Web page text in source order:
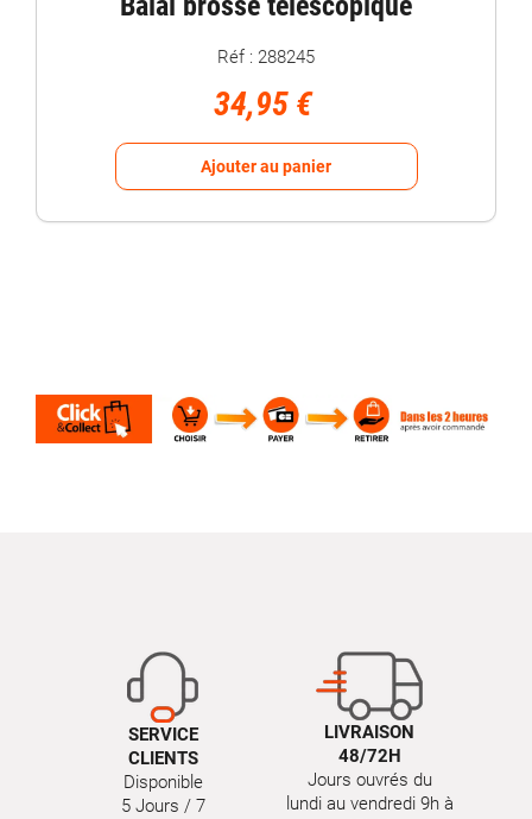
Réf : 288245
34,95 €
Ajouter au panier
SERVICE
CLIENTS
Disponible
5 Jours / 7
LIVRAISON
48/72H
Jours ouvrés du
lundi au vendredi 9h à